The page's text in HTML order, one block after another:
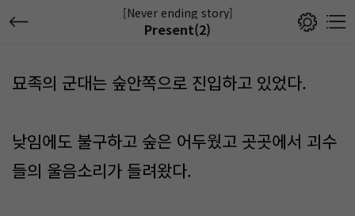
[Never ending story]
Present(2)
묘족의 군대는 숲안쪽으로 진입하고 있었다.
낮임에도 불구하고 숲은 어두웠고 곳곳에서 괴수
들의 울음소리가 들려왔다.